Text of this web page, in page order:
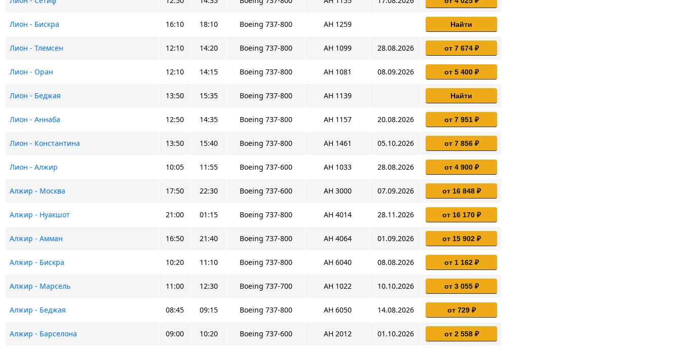
Лион - Бискра 16:10 18:10 Boeing 737-800 AH 1259 Найти
Лион - Тлемсен 12:10 14:20 Boeing 737-800 AH 1099 28.08.2026 от 7 674 ₽
Лион - Оран 12:10 14:15 Boeing 737-800 AH 1081 08.09.2026 от 5 400 ₽
Лион - Беджая 13:50 15:35 Boeing 737-800 AH 1139 Найти
Лион - Аннаба 12:50 14:35 Boeing 737-800 AH 1157 20.08.2026 от 7 951 ₽
Лион - Константина 13:50 15:40 Boeing 737-800 AH 1461 05.10.2026 от 7 856 ₽
Лион - Алжир 10:05 11:55 Boeing 737-600 AH 1033 28.08.2026 от 4 900 ₽
Алжир - Москва 17:50 22:30 Boeing 737-600 AH 3000 07.09.2026 от 16 848 ₽
Алжир - Нуакшот 21:00 01:15 Boeing 737-800 AH 4014 28.11.2026 от 16 170 ₽
Алжир - Амман 16:50 21:40 Boeing 737-800 AH 4064 01.09.2026 от 15 902 ₽
Алжир - Бискра 10:20 11:10 Boeing 737-800 AH 6040 08.08.2026 от 1 162 ₽
Алжир - Марсель 11:00 12:30 Boeing 737-700 AH 1022 10.10.2026 от 3 055 ₽
Алжир - Беджая 08:45 09:15 Boeing 737-800 AH 6050 14.08.2026 от 729 ₽
Алжир - Барселона 09:00 10:20 Boeing 737-600 AH 2012 01.10.2026 от 2 558 ₽